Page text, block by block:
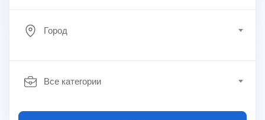
Город
Все категории